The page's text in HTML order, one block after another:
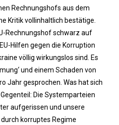
Rechnungshofs aus dem
Kritik vollinhaltlich bestätige.
Rechnungshof schwarz auf
Hilfen gegen die Korruption
völlig wirkungslos sind. Es
und einem Schaden von
Jahr gesprochen. Was hat sich
Die Systemparteien
aufgerissen und unsere
korruptes Regime